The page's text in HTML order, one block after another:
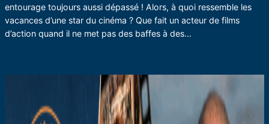
entourage toujours aussi dépassé ! Alors, à quoi ressemble les
vacances d’une star du cinéma ? Que fait un acteur de films
d’action quand il ne met pas des baffes à des…